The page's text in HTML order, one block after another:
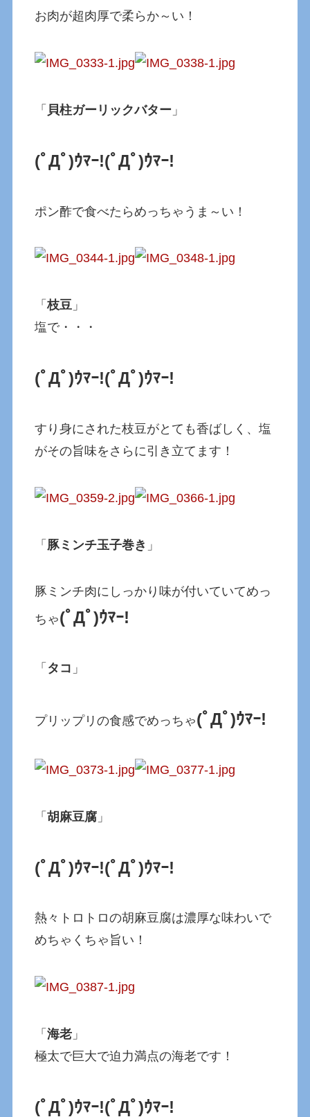
お肉が超肉厚で柔らか～い！
「 貝柱ガーリックバター 」
(ﾟДﾟ)ｳﾏｰ!(ﾟДﾟ)ｳﾏｰ!
ポン酢で食べたらめっちゃうま～い！
「枝豆 」
塩で・・・
(ﾟДﾟ)ｳﾏｰ!(ﾟДﾟ)ｳﾏｰ!
すり身にされた枝豆がとても香ばしく、塩
がその旨味をさらに引き立てます！
「 豚ミンチ玉子巻き 」
豚ミンチ肉にしっかり味が付いていてめっ
ちゃ(ﾟДﾟ)ｳﾏｰ!
「 タコ 」
プリップリの食感でめっちゃ(ﾟДﾟ)ｳﾏｰ!
「胡麻豆腐 」
(ﾟДﾟ)ｳﾏｰ!(ﾟДﾟ)ｳﾏｰ!
熱々トロトロの胡麻豆腐は濃厚な味わいで
めちゃくちゃ旨い！
「海老 」
極太で巨大で迫力満点の海老です！
(ﾟДﾟ)ｳﾏｰ!(ﾟДﾟ)ｳﾏｰ!